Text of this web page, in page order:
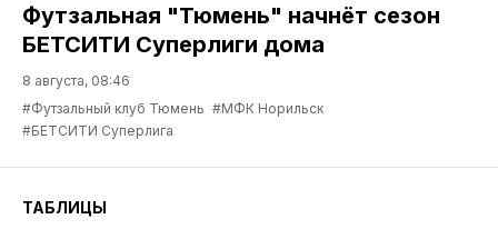
Футзальная "Тюмень" начнёт сезон
БЕТСИТИ Суперлиги дома
8 августа, 08:46
#Футзальный клуб Тюмень #МФК Норильск
#БЕТСИТИ Суперлига
ТАБЛИЦЫ